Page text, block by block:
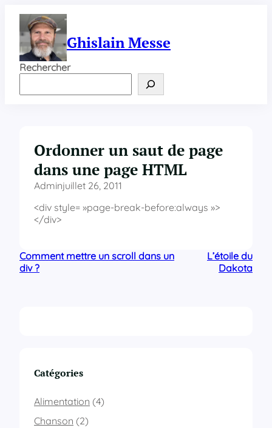
contenu
Ghislain Messe
Rechercher
Ordonner un saut de page
dans une page HTML
Adminjuillet 26, 2011
<div style= »page-break-before:always »>
</div>
Comment mettre un scroll dans un
div ?
L’étoile du
Dakota
Catégories
Alimentation (4)
Chanson (2)